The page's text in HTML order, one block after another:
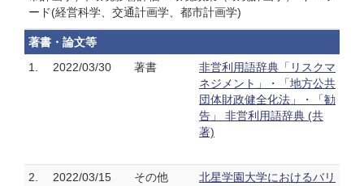
ード(経営科学、交通計画学、都市計画学)
著書・論文等
1.
2022/03/30 著書
非営利用語辞典「リスクマ
ネジメント」・「地方公共
団体財政健全化法」・「勧
告」 非営利用語辞典 (共
著)
2. 2022/03/15 その他
北星学園大学におけるバリ